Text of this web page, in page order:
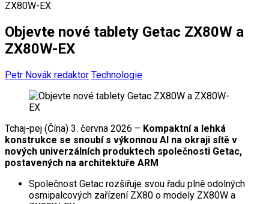
ZX80W-EX
Objevte nové tablety Getac ZX80W a
ZX80W-EX
Petr Novák redaktor Technologie
Tchaj-pej (Čína) 3. června 2026 – Kompaktní a lehká
konstrukce se snoubí s výkonnou AI na okraji sítě v
nových univerzálních produktech společnosti Getac,
postavených na architektuře ARM
Společnost Getac rozšiřuje svou řadu plně odolných
osmipalcových zařízení ZX80 o modely ZX80W a